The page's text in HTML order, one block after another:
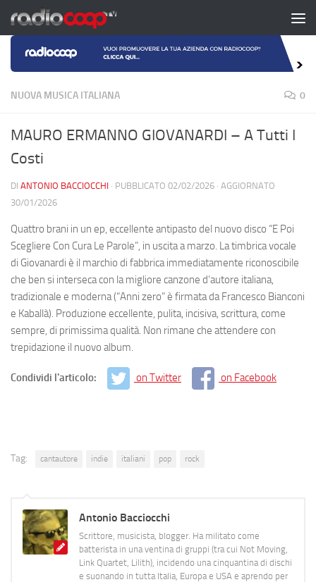
Salta al contenuto
NUOVA MUSICA ITALIANA 0
MAURO ERMANNO GIOVANARDI – A Tutti I
Costi
DI ANTONIO BACCIOCCHI · PUBBLICATO 02/02/2026 · AGGIORNATO
30/01/2026
Quattro brani in un ep, eccellente antipasto del nuovo disco “E Poi
Scegliere Con Cura Le Parole”, in uscita a marzo. La timbrica vocale
di Giovanardi è il marchio di fabbrica immediatamente riconoscibile
che ben si interseca con la migliore canzone d’autore italiana,
tradizionale e moderna (“Anni zero” è firmata da Francesco Bianconi
e Kaballà). Produzione eccellente, pulita, incisiva, scrittura, come
sempre, di primissima qualità. Non rimane che attendere con
trepidazione il nuovo album.
Condividi l'articolo: on Twitter on Facebook
Tag: cantautore indie italiani pop rock
Antonio Bacciocchi
Scrittore, musicista, blogger. Ha militato come
batterista in una ventina di gruppi (tra cui Not Moving,
Link Quartet, Lilith), incidendo una cinquantina di dischi
e suonando in tutta Italia, Europa e USA e aprendo per